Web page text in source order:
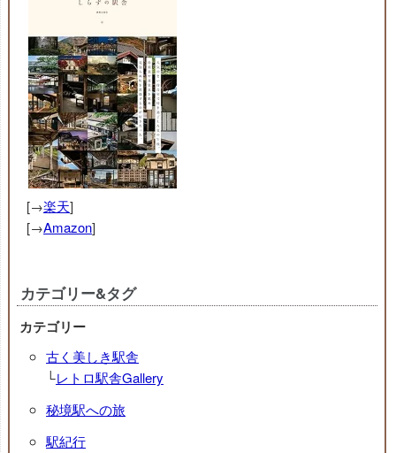
[→楽天]
[→Amazon]
カテゴリー&タグ
カテゴリー
古く美しき駅舎
└レトロ駅舎Gallery
秘境駅への旅
駅紀行